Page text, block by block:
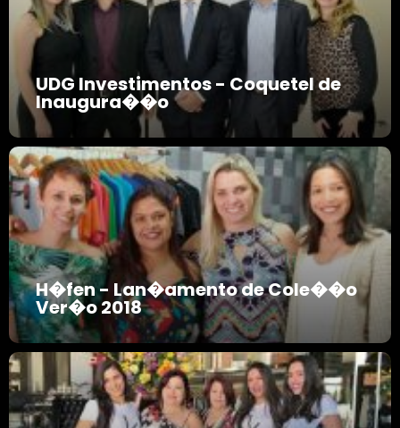
UDG Investimentos - Coquetel de
Inaugura��o
H�fen - Lan�amento de Cole��o
Ver�o 2018